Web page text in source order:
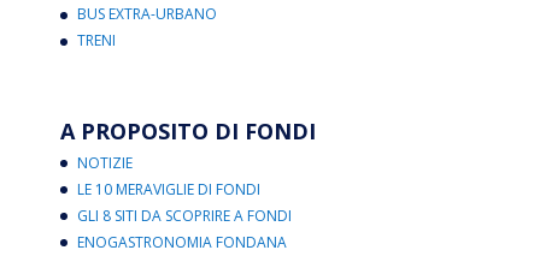
BUS EXTRA-URBANO
TRENI
A PROPOSITO DI FONDI
NOTIZIE
LE 10 MERAVIGLIE DI FONDI
GLI 8 SITI DA SCOPRIRE A FONDI
ENOGASTRONOMIA FONDANA